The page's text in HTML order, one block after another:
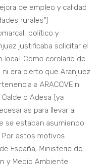
de empleo y calidad
rurales”)
político y
justificaba solicitar el
Como corolario de
era cierto que Aranjuez
a ARACOVE ni
o Adesa (ya
para llevar a
se estaban asumiendo
Por estos motivos
España, Ministerio de
y Medio Ambiente